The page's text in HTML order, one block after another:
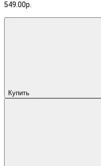
549.00р.
Купить